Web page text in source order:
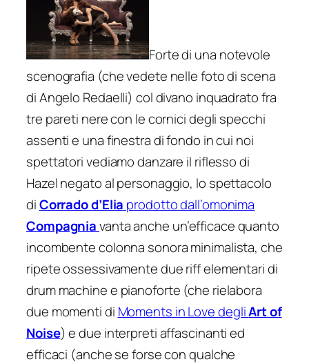
Forte di una notevole
scenografia (che vedete nelle foto di scena
di Angelo Redaelli) col divano inquadrato fra
tre pareti nere con le cornici degli specchi
assenti e una finestra di fondo in cui noi
spettatori vediamo danzare il riflesso di
Hazel negato al personaggio, lo spettacolo
diCorrado d’Elia prodotto dall’omonima
Compagniavanta anche un’efficace quanto
incombente colonna sonora minimalista, che
ripete ossessivamente due riff elementari di
drum machine e pianoforte (che rielabora
due momenti di Moments in LovedegliArt of
Noise) e due interpreti affascinanti ed
efficaci (anche se forse con qualche